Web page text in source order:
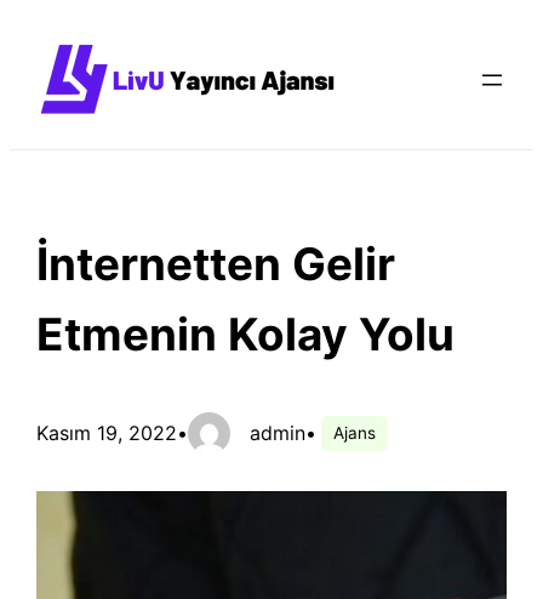
İnternetten Gelir
Etmenin Kolay Yolu
Kasım 19, 2022• admin• Ajans